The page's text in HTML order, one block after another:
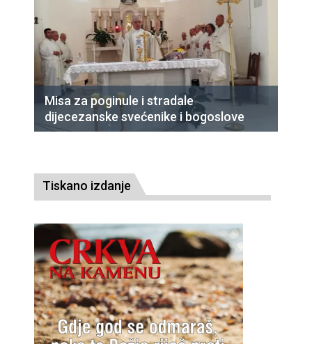
Misa za poginule i stradale
dijecezanske svećenike i bogoslove
Tiskano izdanje